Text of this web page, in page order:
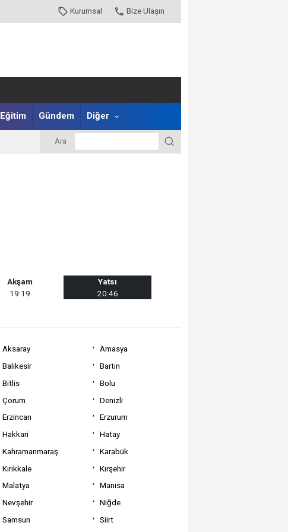
Kurumsal Bize Ulaşın
Eğitim Gündem Diğer
Ara
Akşam
19:19
Yatsı
20:46
Aksaray
Amasya
Balıkesir
Bartın
Bitlis
Bolu
Çorum
Denizli
Erzincan
Erzurum
Hakkari
Hatay
Kahramanmaraş
Karabük
Kırıkkale
Kırşehir
Malatya
Manisa
Nevşehir
Niğde
Samsun
Siirt